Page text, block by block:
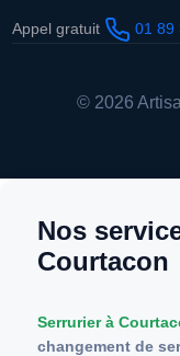
Appel gratuit 01 89
© 2026
Nos
Courtacon
Serrurier à
changement de